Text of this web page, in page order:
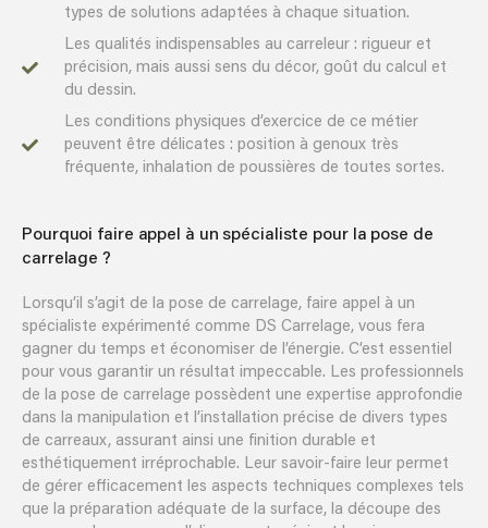
types de solutions adaptées à chaque situation.
Les qualités indispensables au carreleur : rigueur et
précision, mais aussi sens du décor, goût du calcul et
du dessin.
Les conditions physiques d’exercice de ce métier
peuvent être délicates : position à genoux très
fréquente, inhalation de poussières de toutes sortes.
Pourquoi faire appel à un spécialiste pour la pose de
carrelage ?
Lorsqu’il s’agit de la pose de carrelage, faire appel à un
spécialiste expérimenté comme DS Carrelage, vous fera
gagner du temps et économiser de l’énergie. C’est essentiel
pour vous garantir un résultat impeccable. Les professionnels
de la pose de carrelage possèdent une expertise approfondie
dans la manipulation et l’installation précise de divers types
de carreaux, assurant ainsi une finition durable et
esthétiquement irréprochable. Leur savoir-faire leur permet
de gérer efficacement les aspects techniques complexes tels
que la préparation adéquate de la surface, la découpe des